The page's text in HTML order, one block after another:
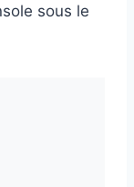
sous le